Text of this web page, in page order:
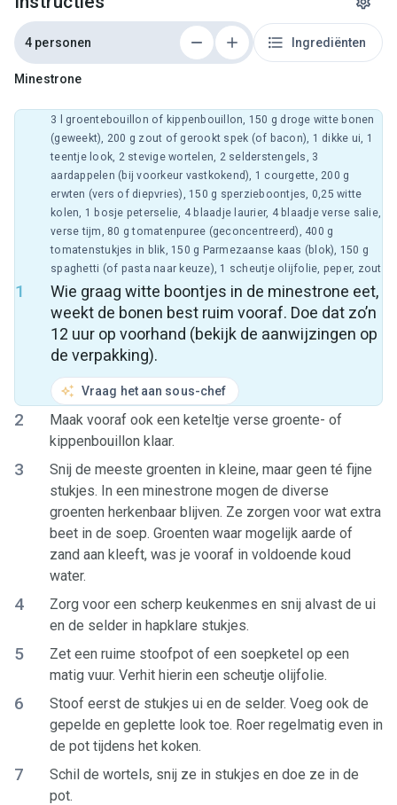
4 personen Ingrediënten
Minestrone
1
Wie graag witte boontjes in de minestrone eet,
weekt de bonen best ruim vooraf. Doe dat zo’n
12 uur op voorhand (bekijk de aanwijzingen op
de verpakking).
Vraag het aan sous-chef
3 l groentebouillon of kippenbouillon, 150 g droge witte bonen
(geweekt), 200 g zout of gerookt spek (of bacon), 1 dikke ui, 1
teentje look, 2 stevige wortelen, 2 selderstengels, 3
aardappelen (bij voorkeur vastkokend), 1 courgette, 200 g
erwten (vers of diepvries), 150 g sperzieboontjes, 0,25 witte
kolen, 1 bosje peterselie, 4 blaadje laurier, 4 blaadje verse salie,
verse tijm, 80 g tomatenpuree (geconcentreerd), 400 g
tomatenstukjes in blik, 150 g Parmezaanse kaas (blok), 150 g
spaghetti (of pasta naar keuze), 1 scheutje olijfolie, peper, zout
2
Maak vooraf ook een keteltje verse groente- of
kippenbouillon klaar.
3
Snij de meeste groenten in kleine, maar geen té fijne
stukjes. In een minestrone mogen de diverse
groenten herkenbaar blijven. Ze zorgen voor wat extra
beet in de soep. Groenten waar mogelijk aarde of
zand aan kleeft, was je vooraf in voldoende koud
water.
4
Zorg voor een scherp keukenmes en snij alvast de ui
en de selder in hapklare stukjes.
5
Zet een ruime stoofpot of een soepketel op een
matig vuur. Verhit hierin een scheutje olijfolie.
6
Stoof eerst de stukjes ui en de selder. Voeg ook de
gepelde en geplette look toe. Roer regelmatig even in
de pot tijdens het koken.
7
Schil de wortels, snij ze in stukjes en doe ze in de
pot.